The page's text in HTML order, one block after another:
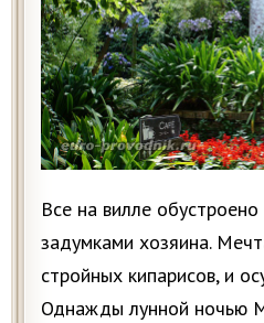
Все на вилле обустроено
задумками хозяина.
стройных кипарисов, и
Однажды лунной ночью